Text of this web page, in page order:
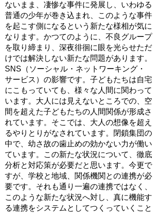
ないまま、凄惨な事件に発展し、いわゆる
普通の少年が巻き込まれ、このような事件
を起こす側になるという新たな様相が気に
なります。かつてのように、不良グループ
を取り締まり、深夜徘徊に眼を光らせただ
けでは解決しない新たな問題があります。
SNS（ソーシャル・ネットワーキング・
サービス）の影響です。子どもたちは自宅
にこもっていても、様々な人間に関わって
います。大人には見えないところでの、空
間を超えた子どもたちの人間関係が形成さ
れています。そこでは、大人の想像を超え
るやりとりがなされています。閉鎖集団の
中で、幼さ故の歯止めの効かない力が働い
ています。この新たな状況について、徹底
分析と対応策が必要だと思います。今更で
すが、学校と地域、関係機関との連携が必
要です。それも通り一遍の連携ではなく、
このような新たな状況へ対し、真に機能す
る連携をシステムとしてつくっていくこと